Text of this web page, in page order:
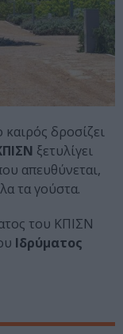
δροσίζει
ξετυλίγει
απευθύνεται,
τα γούστα.
του ΚΠΙΣΝ
Ιδρύματος